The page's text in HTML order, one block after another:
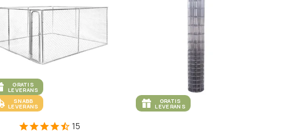
GRATIS
LEVERANS
SNABB
LEVERANS
15
GRATIS
LEVERANS